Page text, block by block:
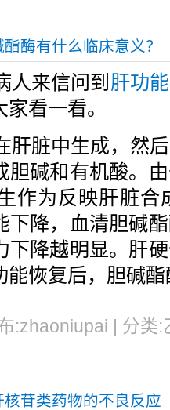
酶有什么临床意义？
来信问到 肝功能
看一看。
脏中生成，然后
胆碱和有机酸。
作为反映肝脏合
下降，血清胆碱
下降越明显。肝
能恢复后，胆碱
:zhaoniupai | 分类
苷类药物的不良反应